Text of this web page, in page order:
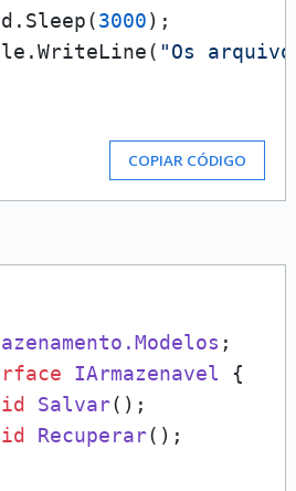
3000);
"Os
COPIAR CÓDIGO
IArmazenavel {
Salvar() ;
Recuperar() ;